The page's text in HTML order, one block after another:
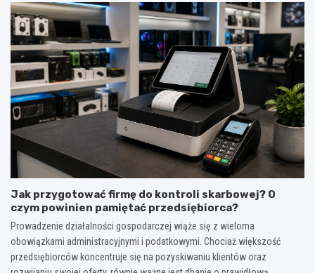
Jak przygotować firmę do kontroli skarbowej? O
czym powinien pamiętać przedsiębiorca?
Prowadzenie działalności gospodarczej wiąże się z wieloma
obowiązkami administracyjnymi i podatkowymi. Chociaż większość
przedsiębiorców koncentruje się na pozyskiwaniu klientów oraz